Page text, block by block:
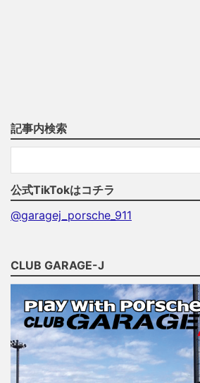
記事内検索
公式TikTokはコチラ
@garagej_porsche_911
CLUB GARAGE-J